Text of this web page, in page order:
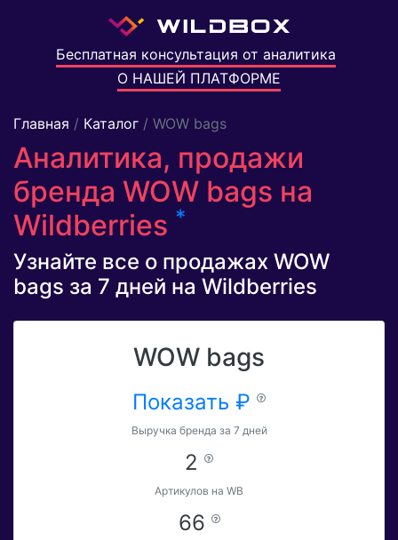
Бесплатная консультация от аналитика
О НАШЕЙ ПЛАТФОРМЕ
Главная / Каталог / WOW bags
Аналитика, продажи
бренда WOW bags на
Wildberries *
Узнайте все о продажах WOW
bags за 7 дней на Wildberries
WOW bags
Показать ₽
Выручка бренда за 7 дней
2
Артикулов на WB
66